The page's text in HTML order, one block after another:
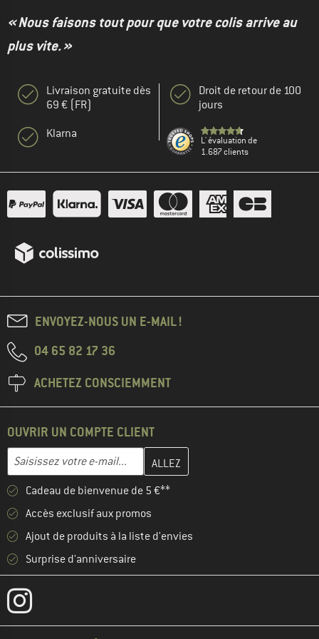
« Nous faisons tout pour que votre colis arrive au
plus vite. »
Livraison gratuite dès
69 € (FR)
Klarna
Droit de retour de 100
jours
L' évaluation de
1.687 clients
ENVOYEZ-NOUS UN E-MAIL !
04 65 82 17 36
ACHETEZ CONSCIEMMENT
OUVRIR UN COMPTE CLIENT
Adresse e-mail
Entrez votre adresse e-mail ici et créez votre compte client à la
Cadeau de bienvenue de 5 €**
Accès exclusif aux promos
Ajout de produits à la liste d'envies
Surprise d'anniversaire